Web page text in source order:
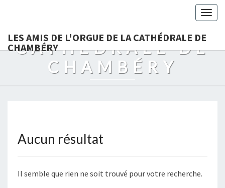
LES AMIS DE L'ORGUE DE LA CATHÉDRALE DE
CHAMBÉRY
L'ORGUE DE LA
CATHÉDRALE DE
CHAMBÉRY
Aucun
Aucun résultat
Il semble que rien ne soit trouvé pour votre recherche.